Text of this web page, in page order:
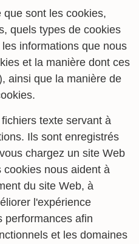
sont les cookies,
quels types de cookies
informations que nous
et la manière dont ces
ainsi que la manière de
texte servant à
Ils sont enregistrés
chargez un site Web
nous aident à
du site Web, à
l'expérience
performances afin
et les domaines